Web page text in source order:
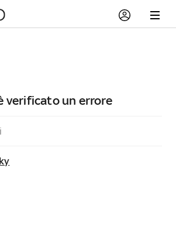
verificato un errore